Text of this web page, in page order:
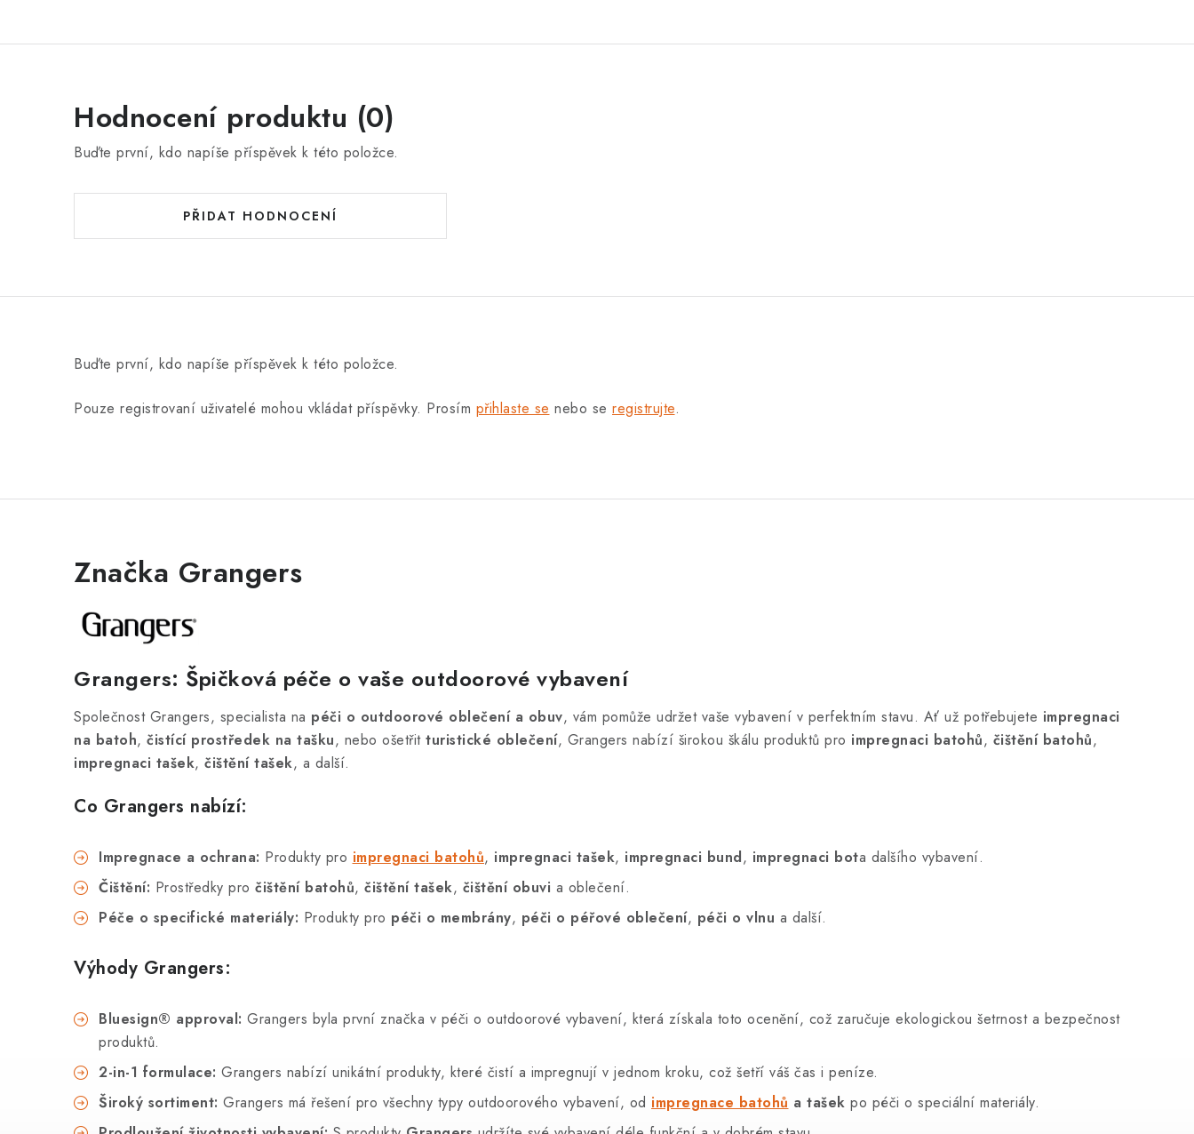
Hodnocení produktu (0)
Buďte první, kdo napíše příspěvek k této položce.
PŘIDAT HODNOCENÍ
Buďte první, kdo napíše příspěvek k této položce.
Pouze registrovaní uživatelé mohou vkládat příspěvky. Prosím přihlaste se nebo se registrujte.
Značka Grangers
Grangers: Špičková péče o vaše outdoorové vybavení
Společnost Grangers, specialista na péči o outdoorové oblečení a obuv, vám pomůže udržet vaše vybavení v perfektním stavu. Ať už potřebujete impregnaci
na batoh, čistící prostředek na tašku, nebo ošetřit turistické oblečení, Grangers nabízí širokou škálu produktů pro impregnaci batohů, čištění batohů,
impregnaci tašek, čištění tašek, a další.
Co Grangers nabízí:
Impregnace a ochrana: Produkty pro impregnaci batohů, impregnaci tašek, impregnaci bund, impregnaci bota dalšího vybavení.
Čištění: Prostředky pro čištění batohů, čištění tašek, čištění obuvi a oblečení.
Péče o specifické materiály: Produkty pro péči o membrány, péči o péřové oblečení, péči o vlnu a další.
Výhody Grangers:
Bluesign® approval: Grangers byla první značka v péči o outdoorové vybavení, která získala toto ocenění, což zaručuje ekologickou šetrnost a bezpečnost
produktů.
2-in-1 formulace: Grangers nabízí unikátní produkty, které čistí a impregnují v jednom kroku, což šetří váš čas i peníze.
Široký sortiment: Grangers má řešení pro všechny typy outdoorového vybavení, od impregnace batohů a tašek po péči o speciální materiály.